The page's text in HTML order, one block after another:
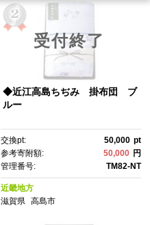
受付終了
◆近江高島ちぢみ 掛布団 ブ
ルー
交換pt: 50,000 pt
参考寄附額:
50,000 円
管理番号:
TM82-NT
近畿地方
滋賀県 高島市